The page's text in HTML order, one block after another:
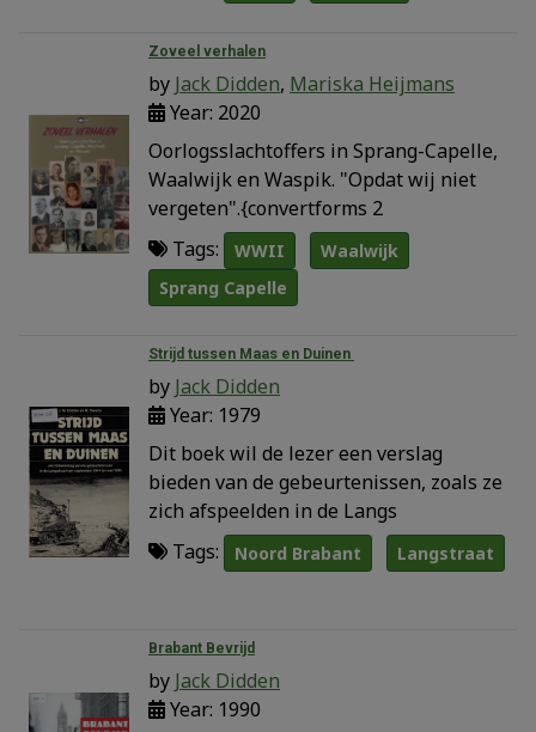
Zoveel verhalen
by Jack Didden, Mariska Heijmans
Year: 2020
Oorlogsslachtoffers in Sprang-Capelle,
Waalwijk en Waspik. "Opdat wij niet
vergeten".{convertforms 2
Tags:
WWII
Waalwijk
Sprang Capelle
Strijd tussen Maas en Duinen
by Jack Didden
Year: 1979
Dit boek wil de lezer een verslag
bieden van de gebeurtenissen, zoals ze
zich afspeelden in de Langs
Tags:
Noord Brabant Langstraat
Brabant Bevrijd
by Jack Didden
Year: 1990